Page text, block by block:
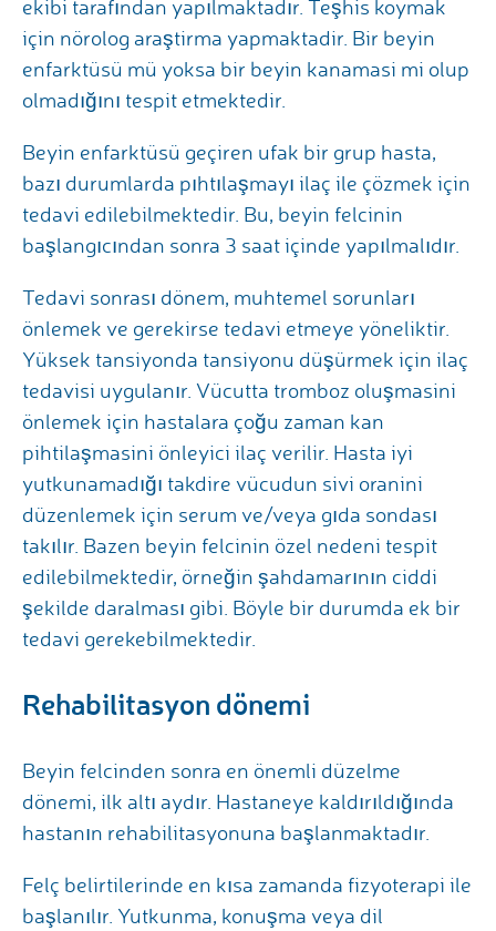
ekibi tarafından yapılmaktadır. Teşhis koymak
için nörolog araştirma yapmaktadir. Bir beyin
enfarktüsü mü yoksa bir beyin kanamasi mi olup
olmadığını tespit etmektedir.
Beyin enfarktüsü geçiren ufak bir grup hasta,
bazı durumlarda pıhtılaşmayı ilaç ile çözmek için
tedavi edilebilmektedir. Bu, beyin felcinin
başlangıcından sonra 3 saat içinde yapılmalıdır.
Tedavi sonrası dönem, muhtemel sorunları
önlemek ve gerekirse tedavi etmeye yöneliktir.
Yüksek tansiyonda tansiyonu düşürmek için ilaç
tedavisi uygulanır. Vücutta tromboz oluşmasini
önlemek için hastalara çoğu zaman kan
pihtilaşmasini önleyici ilaç verilir. Hasta iyi
yutkunamadığı takdire vücudun sivi oranini
düzenlemek için serum ve/veya gıda sondası
takılır. Bazen beyin felcinin özel nedeni tespit
edilebilmektedir, örneğin şahdamarının ciddi
şekilde daralması gibi. Böyle bir durumda ek bir
tedavi gerekebilmektedir.
Rehabilitasyon dönemi
Beyin felcinden sonra en önemli düzelme
dönemi, ilk altı aydır. Hastaneye kaldırıldığında
hastanın rehabilitasyonuna başlanmaktadır.
Felç belirtilerinde en kısa zamanda fizyoterapi ile
başlanılır. Yutkunma, konuşma veya dil